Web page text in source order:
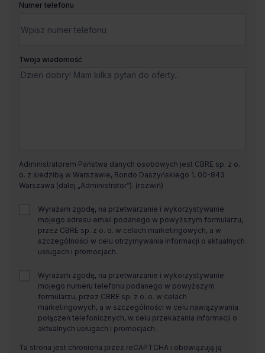
Numer telefonu
Twoja wiadomość
Administratorem Państwa danych osobowych jest CBRE sp. z o.
o. z siedzibą w Warszawie, Rondo Daszyńskiego 1, 00-843
Warszawa (dalej „Administrator”).
Wyrażam zgodę, na przetwarzanie i wykorzystywanie
mojego adresu email podanego w powyższym formularzu,
przez CBRE sp. z o. o. w celach marketingowych, a w
szczególności w celu otrzymywania informacji o aktualnych
usługach i promocjach.
Wyrażam zgodę, na przetwarzanie i wykorzystywanie
mojego numeru telefonu podanego w powyższym
formularzu, przez CBRE sp. z o. o. w celach
marketingowych, a w szczególności w celu nawiązywania
połączeń telefonicznych, w celu przekazania informacji o
aktualnych usługach i promocjach.
Ta strona jest chroniona przez reCAPTCHA i obowiązują ją